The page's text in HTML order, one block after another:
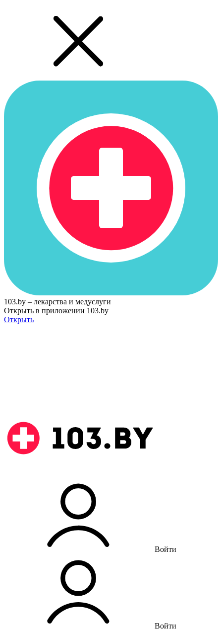
103.by – лекарства и медуслуги
Открыть в приложении 103.by
Открыть
Войти
Войти